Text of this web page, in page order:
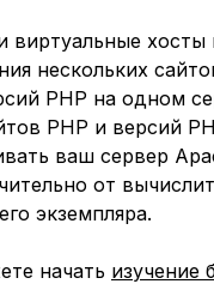
хосты
нескольких
PHP на одном
PHP и версий
ваш сервер
от
экземпляра.
начать изучение